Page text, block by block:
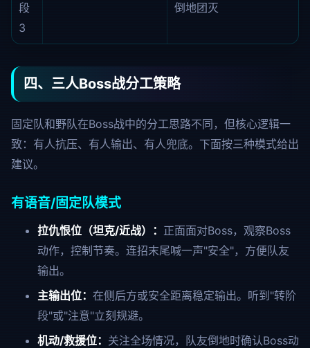
段
3
倒地团灭
四、三人Boss战分工策略
固定队和野队在Boss战中的分工思路不同，但核心逻辑一
致：有人抗压、有人输出、有人兜底。下面按三种模式给出
建议。
有语音/固定队模式
拉仇恨位（坦克/近战）： 正面面对Boss，观察Boss
动作，控制节奏。连招末尾喊一声"安全"，方便队友
输出。
主输出位： 在侧后方或安全距离稳定输出。听到"转阶
段"或"注意"立刻规避。
机动/救援位： 关注全场情况，队友倒地时确认Boss动